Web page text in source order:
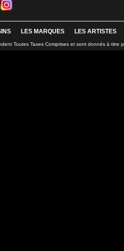
LES MARQUES LES ARTISTES
Toutes Taxes Comprises et sont donnés à